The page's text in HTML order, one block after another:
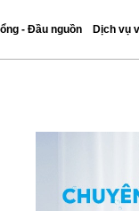
- Đầu nguồn Dịch vụ